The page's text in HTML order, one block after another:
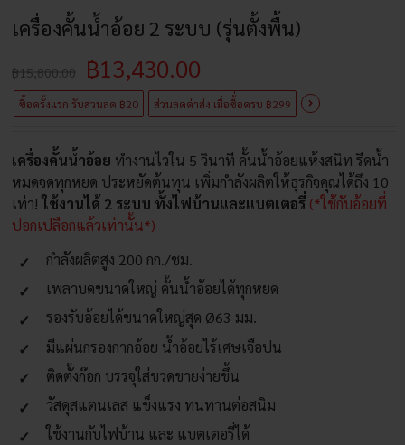
เครื่องคั้นน้ำอ้อย 2 ระบบ (รุ่นตั้งพื้น)
฿15,800.00 ฿13,430.00
ซื้อครั้งแรก รับส่วนลด ฿20 ส่วนลดค่าส่ง เมื่อซื้่อครบ ฿299
เครื่องคั้นน้ำอ้อย ทำงานไวใน 5 วินาที คั้นน้ำอ้อยแห้งสนิท รีดน้ำ
หมดจดทุกหยด ประหยัดต้นทุน เพิ่มกำลังผลิตให้ธุรกิจคุณได้ถึง 10
เท่า! ใช้งานได้ 2 ระบบ ทั้งไฟบ้านและแบตเตอรี่ (*ใช้กับอ้อยที่
ปอกเปลือกแล้วเท่านั้น*)
กำลังผลิตสูง 200 กก./ชม.
เพลาบดขนาดใหญ่ คั้นน้ำอ้อยได้ทุกหยด
รองรับอ้อยได้ขนาดใหญ่สุด Ø63 มม.
มีแผ่นกรองกากอ้อย น้ำอ้อยไร้เศษเจือปน
ติดตั้งก๊อก บรรจุใส่ขวดขายง่ายขึ้น
วัสดุสแตนเลส แข็งแรง ทนทานต่อสนิม
ใช้งานกับไฟบ้าน และ แบตเตอรี่ได้